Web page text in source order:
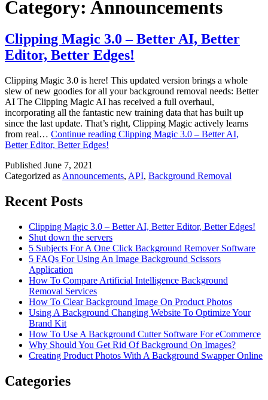
Category: Announcements
Clipping Magic 3.0 – Better AI, Better
Editor, Better Edges!
Clipping Magic 3.0 is here! This updated version brings a whole
slew of new goodies for all your background removal needs: Better
AI The Clipping Magic AI has received a full overhaul,
incorporating all the fantastic new training data that has built up
since the last update. That’s right, Clipping Magic actively learns
from real… Continue reading Clipping Magic 3.0 – Better AI,
Better Editor, Better Edges!
Published June 7, 2021
Categorized as Announcements, API, Background Removal
Recent Posts
Clipping Magic 3.0 – Better AI, Better Editor, Better Edges!
Shut down the servers
5 Subjects For A One Click Background Remover Software
5 FAQs For Using An Image Background Scissors
Application
How To Compare Artificial Intelligence Background
Removal Services
How To Clear Background Image On Product Photos
Using A Background Changing Website To Optimize Your
Brand Kit
How To Use A Background Cutter Software For eCommerce
Why Should You Get Rid Of Background On Images?
Creating Product Photos With A Background Swapper Online
Categories